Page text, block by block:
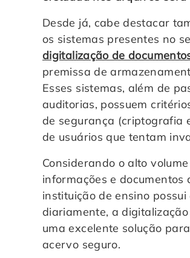
Desde já, cabe destacar
os sistemas presentes no
digitalização de
premissa de
Esses sistemas, além de
auditorias, possuem
de segurança (criptografia
de usuários que tentam
Considerando o alto
informações e documentos
instituição de ensino possui
diariamente, a
uma excelente solução
acervo seguro.